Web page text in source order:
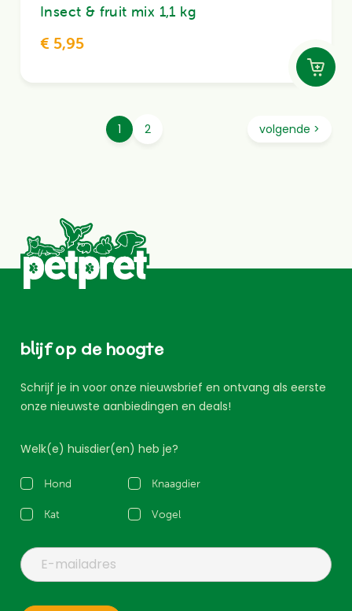
Insect & fruit mix 1,1 kg
€ 5,95
huidige
1 pagina
2
volgende
volgende >
blijf op de hoogte
Schrijf je in voor onze nieuwsbrief en ontvang als eerste
onze nieuwste aanbiedingen en deals!
Welk(e) huisdier(en) heb je?
Hond
Kat
Knaagdier
Vogel